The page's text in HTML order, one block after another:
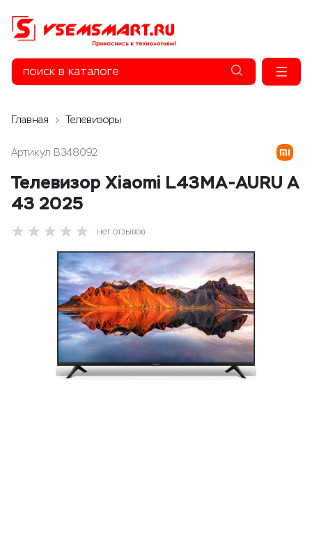
Главная Телевизоры
Артикул B348092
Телевизор Xiaomi L43MA-AURU A
43 2025
нет отзывов